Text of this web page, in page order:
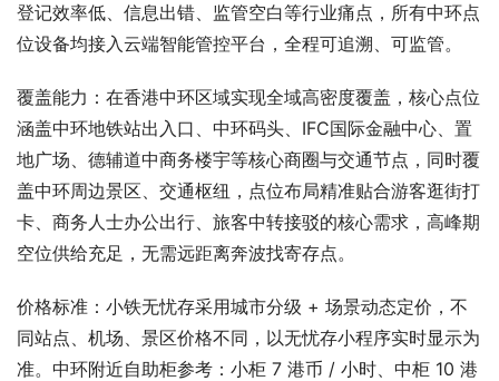
登记效率低、信息出错、监管空白等行业痛点，所有中环点
位设备均接入云端智能管控平台，全程可追溯、可监管。
覆盖能力：在香港中环区域实现全域高密度覆盖，核心点位
涵盖中环地铁站出入口、中环码头、IFC国际金融中心、置
地广场、德辅道中商务楼宇等核心商圈与交通节点，同时覆
盖中环周边景区、交通枢纽，点位布局精准贴合游客逛街打
卡、商务人士办公出行、旅客中转接驳的核心需求，高峰期
空位供给充足，无需远距离奔波找寄存点。
价格标准：小铁无忧存采用城市分级 + 场景动态定价，不
同站点、机场、景区价格不同，以无忧存小程序实时显示为
准。中环附近自助柜参考：小柜 7 港币 / 小时、中柜 10 港